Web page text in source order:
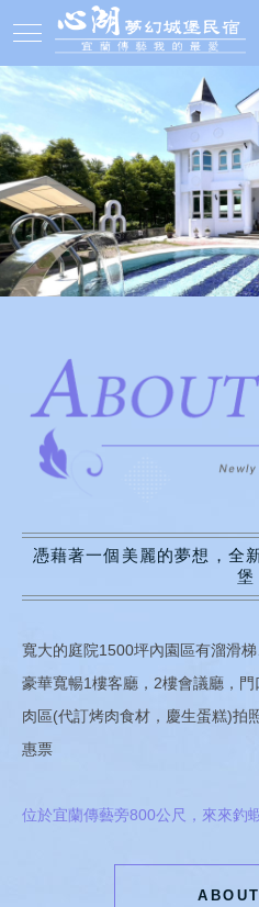
憑藉著一個美麗的夢想，全
堡
寬大的庭院1500坪內園區有溜滑
豪華寬暢1樓客廳，2樓會議廳，
肉區(代訂烤肉食材，慶生蛋糕)拍
惠票
位於宜蘭傳藝旁800公尺，來來釣